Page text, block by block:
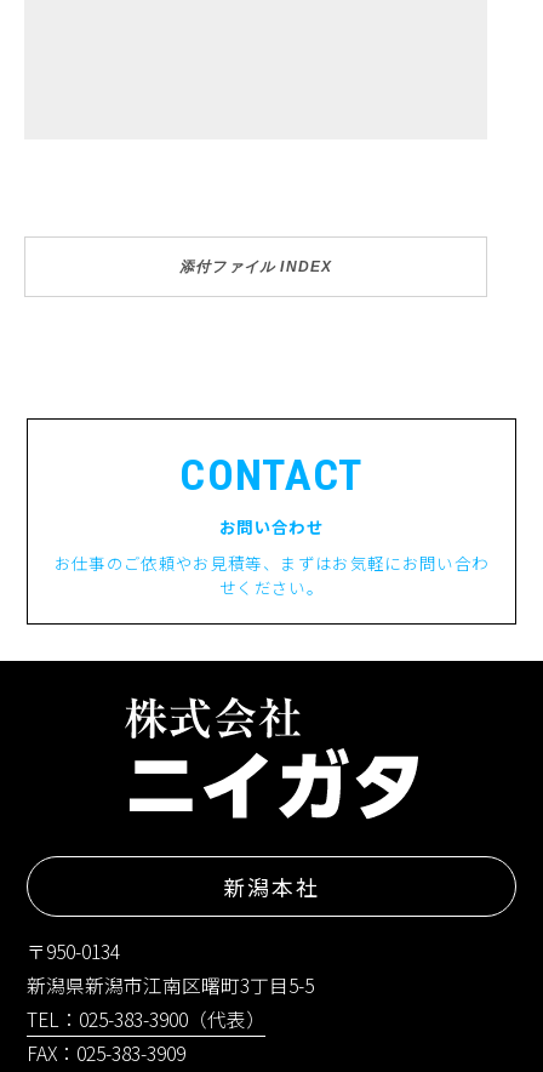
添付ファイル INDEX
CONTACT
お問い合わせ
お仕事のご依頼やお見積等、まずはお気軽にお問い合わ
せください。
新潟本社
〒950-0134
新潟県新潟市江南区曙町3丁目5-5
TEL：025-383-3900（代表）
FAX：025-383-3909